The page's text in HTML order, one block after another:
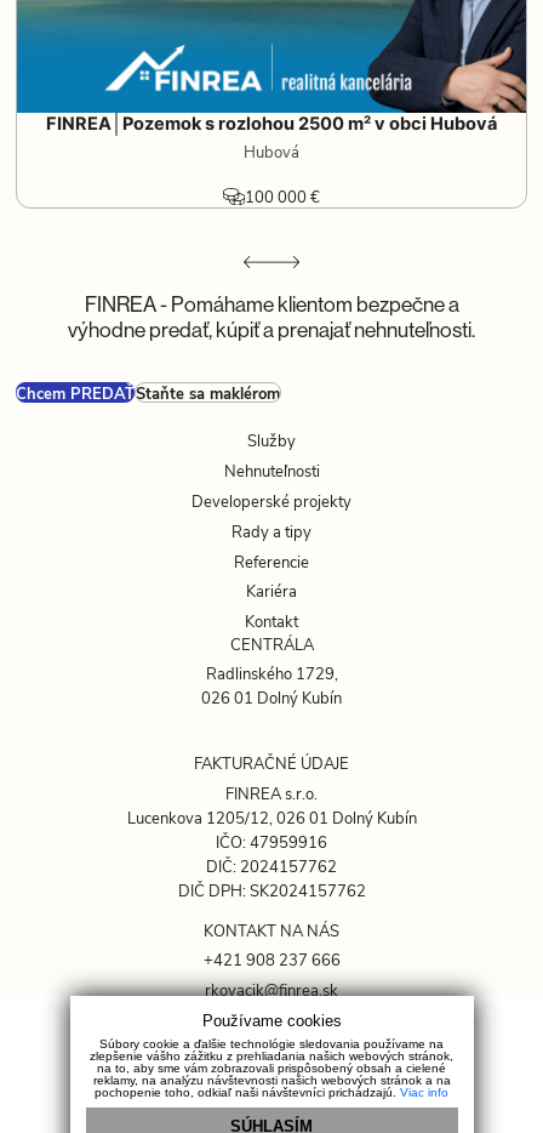
FINREA│Pozemok s rozlohou 2500 m² v obci Hubová
Hubová
100 000 €
FINREA - Pomáhame klientom bezpečne a
výhodne predať, kúpiť a prenajať nehnuteľnosti.
Chcem PREDAŤStaňte sa maklérom
Služby
Nehnuteľnosti
Developerské projekty
Rady a tipy
Referencie
Kariéra
Kontakt
CENTRÁLA
Radlinského 1729,
026 01 Dolný Kubín
FAKTURAČNÉ ÚDAJE
FINREA s.r.o.
Lucenkova 1205/12, 026 01 Dolný Kubín
IČO: 47959916
DIČ: 2024157762
DIČ DPH: SK2024157762
KONTAKT NA NÁS
+421 908 237 666
rkovacik@finrea.sk
OCHRANA SÚKROMIA
GDPR
Cookies
Sociálne siete
Používame cookies
Súbory cookie a ďalšie technológie sledovania používame na
zlepšenie vášho zážitku z prehliadania našich webových stránok,
na to, aby sme vám zobrazovali prispôsobený obsah a cielené
reklamy, na analýzu návštevnosti našich webových stránok a na
pochopenie toho, odkiaľ naši návštevníci prichádzajú. Viac info
SÚHLASÍM